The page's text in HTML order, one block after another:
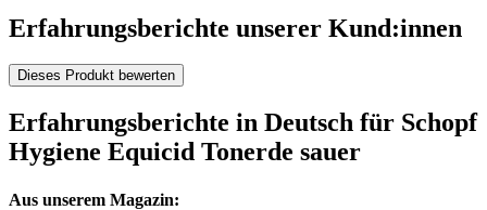
Erfahrungsberichte unserer Kund:innen
Dieses Produkt bewerten
Erfahrungsberichte in Deutsch für Schopf
Hygiene Equicid Tonerde sauer
Aus unserem Magazin: